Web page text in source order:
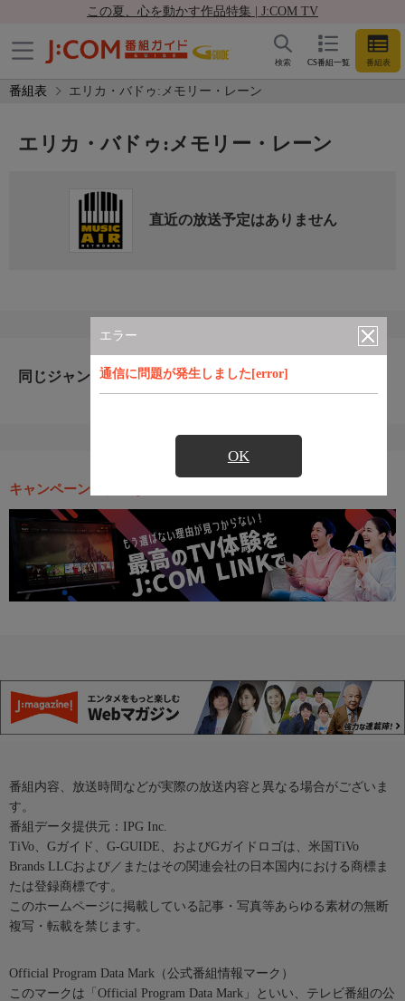
この夏、心を動かす作品特集 | J:COM TV
CS番組一覧 番組表
検索
番組表 エリカ・バドゥ:メモリー・レーン
エラー
通信に問題が発生しました[error]
OK
エリカ・バドゥ:メモリー・レーン
直近の放送予定はありません
同じジャンルのおすすめ番組
キャンペーン・お得な情報
番組内容、放送時間などが実際の放送内容と異なる場合がございま
す。
番組データ提供元：IPG Inc.
TiVo、Gガイド、G-GUIDE、およびGガイドロゴは、米国TiVo
Brands LLCおよび／またはその関連会社の日本国内における商標ま
たは登録商標です。
このホームページに掲載している記事・写真等あらゆる素材の無断
複写・転載を禁じます。
Official Program Data Mark（公式番組情報マーク）
このマークは「Official Program Data Mark」といい、テレビ番組の公